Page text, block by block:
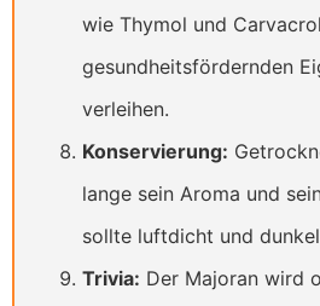
wie Thymol und
gesundheitsfördernden
verleihen.
Konservierung:
lange sein Aroma und
sollte luftdicht und
Trivia: Der Majoran wird